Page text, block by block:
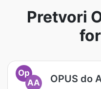
Pretvori
Op
AA
OPUS do